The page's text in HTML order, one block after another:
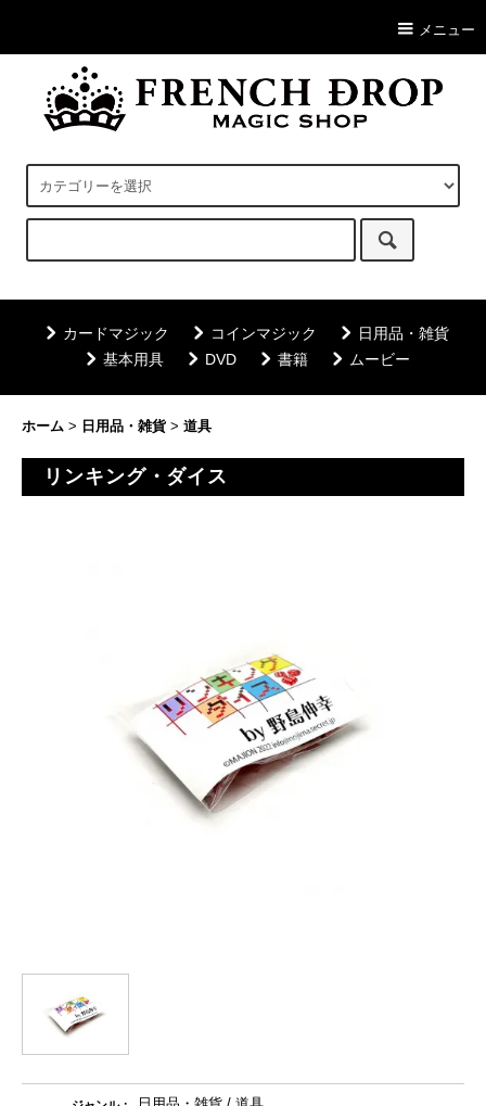
メニュー
カードマジック コインマジック
日用品・雑貨
基本用具
DVD 書籍 ムービー
ホーム > 日用品・雑貨 > 道具
リンキング・ダイス